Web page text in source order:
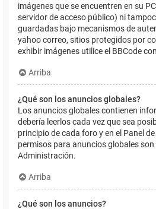
imágenes que se encuentren en su
servidor de acceso público) ni
guardadas bajo mecanismos de
yahoo correo, sitios protegidos por
exhibir imágenes utilice el BBCode
Arriba
¿Qué son los anuncios globales?
Los anuncios globales contienen
debería leerlos cada vez que sea
principio de cada foro y en el Panel
permisos para anuncios globales
Administración.
Arriba
¿Qué son los anuncios?